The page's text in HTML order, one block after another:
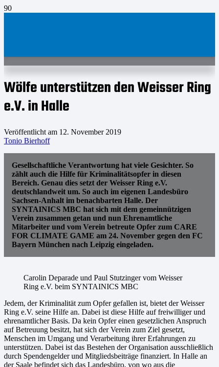
Wölfe unterstützen den Weisser Ring
e.V. in Halle
Veröffentlicht am 12. November 2019
Tonio Bierhoff
Gesellschaftliche Verantwortung hat viele Gesichter. So
zählt auch die Hilfe für Kriminalitätsopfer in diesen
Bereich. Genau dies setzt der Weisser Ring e.V.
deutschlandweit um. So auch im eigenen Landesbüro
Sachsen-Anhalt im benachbarten Halle. Der
SYNTAINICS MBC hat sich mit dem gemeinnützigen
Verein zusammen getan und nun Ehrenamtliche
Mitarbeiter und vom Verein betreute Opfer zum CARE
FOR CLIMATE GAME am 24. November gegen den FC
Bayern München nach Leipzig eingeladen.
Carolin Deparade und Paul Stutzinger vom Weisser
Ring e.V. beim SYNTAINICS MBC
Jedem, der Kriminalität zum Opfer gefallen ist, bietet der Weisser
Ring e.V. seine Hilfe an. Dabei ist diese Hilfe auf freiwilliger und
ehrenamtlicher Basis. Da kein Opfer einen gesetzlichen Anspruch
auf Betreuung besitzt, hat sich der Verein zum Ziel gesetzt,
Menschen im Umgang und Verarbeitung ihrer Erfahrungen zu
unterstützen. Dabei ist das Bestehen der Organisation ausschließlich
durch Spendengelder und Mitgliedsbeiträge finanziert. In Halle an
der Saale befindet sich das Landesbüro, von wo aus die